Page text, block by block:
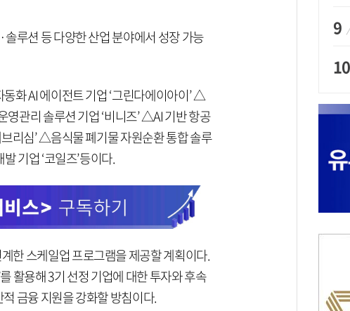
루션 등 다양한 산업 분야에서 성장 가능
화 AI 에이전트 기업 ‘그린다에이아이’ △
관리 솔루션 기업 ‘비니즈’ △AI 기반 항공
리심’ △음식물 폐기물 자원순환 통합 솔루
기업 ‘코일즈’등이다.
한 스케일업 프로그램을 제공할 계획이다.
활용해 3기 선정 기업에 대한 투자와 후속
금융 지원을 강화할 방침이다.